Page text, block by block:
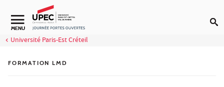
Aller au contenu
MENU
Université Paris-Est Créteil
FORMATION LMD